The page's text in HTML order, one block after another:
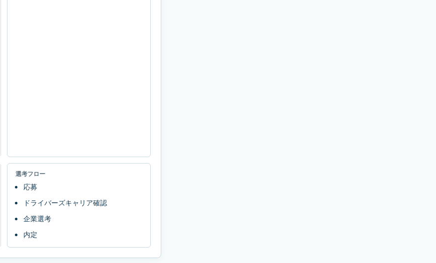
選考フロー
応募
ドライバーズキャリア確認
企業選考
内定